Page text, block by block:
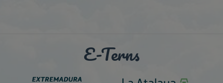
E-Terns